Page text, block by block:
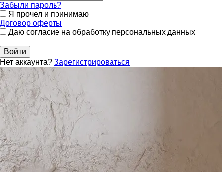
Забыли пароль?
Я прочел и принимаю
Договор оферты
Даю согласие на обработку персональных данных
Войти
Нет аккаунта? Зарегистрироваться